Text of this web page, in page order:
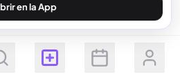
Suscribirse
en la App